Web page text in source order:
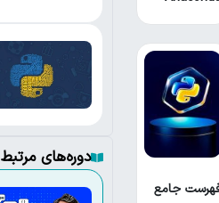
جامع
دوره‌های مرتبط